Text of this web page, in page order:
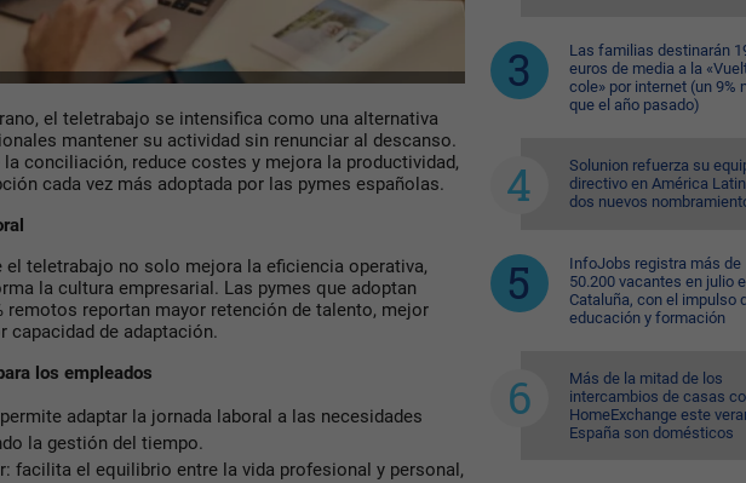
el teletrabajo se intensifica como una alternativa
mantener su actividad sin renunciar al descanso.
conciliación, reduce costes y mejora la productividad,
cada vez más adoptada por las pymes españolas.
el teletrabajo no solo mejora la eficiencia operativa,
la cultura empresarial. Las pymes que adoptan
remotos reportan mayor retención de talento, mejor
capacidad de adaptación.
los empleados
adaptar la jornada laboral a las necesidades
la gestión del tiempo.
facilita el equilibrio entre la vida profesional y personal,
Las familias destinarán
euros de media a la
cole» por internet (un 9%
que el año pasado)
Solunion refuerza su
directivo en América
dos nuevos
InfoJobs registra más de
50.200 vacantes en julio
Cataluña, con el impulso
educación y formación
Más de la mitad de los
intercambios de casas
HomeExchange este
España son domésticos